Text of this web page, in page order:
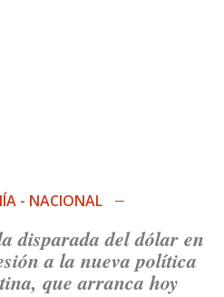
- NACIONAL
disparada del dólar en
a la nueva política
que arranca hoy